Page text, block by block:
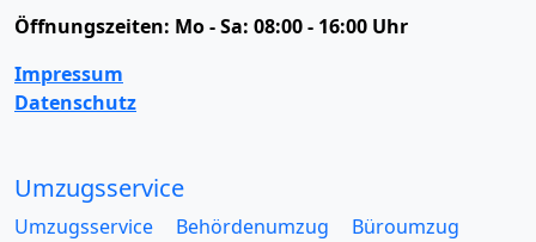
Öffnungszeiten: Mo - Sa: 08:00 - 16:00 Uhr
Impressum
Datenschutz
Umzugsservice
Umzugsservice Behördenumzug
Büroumzug